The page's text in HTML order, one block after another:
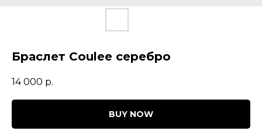
Браслет Coulee серебро
14 000 р.
BUY NOW